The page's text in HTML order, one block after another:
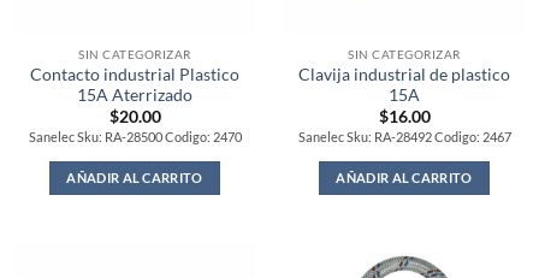
SIN CATEGORIZAR
Contacto industrial Plastico
15A Aterrizado
$20.00
Sanelec Sku: RA-28500 Codigo: 2470
AÑADIR AL CARRITO
SIN CATEGORIZAR
Clavija industrial de plastico
15A
$16.00
Sanelec Sku: RA-28492 Codigo: 2467
AÑADIR AL CARRITO